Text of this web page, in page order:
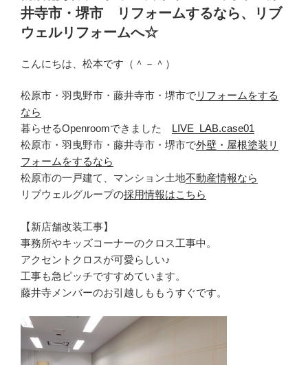
井寺市・堺市 リフォームするなら、リブ
ウェルリフォームへ☆
こんにちは、松本です（＾－＾）
松原市・羽曳野市・藤井寺市・堺市でリフォームをする
なら
暮らせるOpenroomできました LIVE_LAB.case01
松原市・羽曳野市・藤井寺市・堺市で外壁・屋根塗装リ
フォームをするなら
松原市の一戸建て、マンション土地不動産情報なら
リブウェルグループの採用情報はこちら
【新店舗改装工事】
事務所やキッズコーナーのクロス工事中。
アクセントクロスが可愛らしい♪
工事も急ピッチですすめています。
藤井寺メンバーのお引越しももうすぐです。